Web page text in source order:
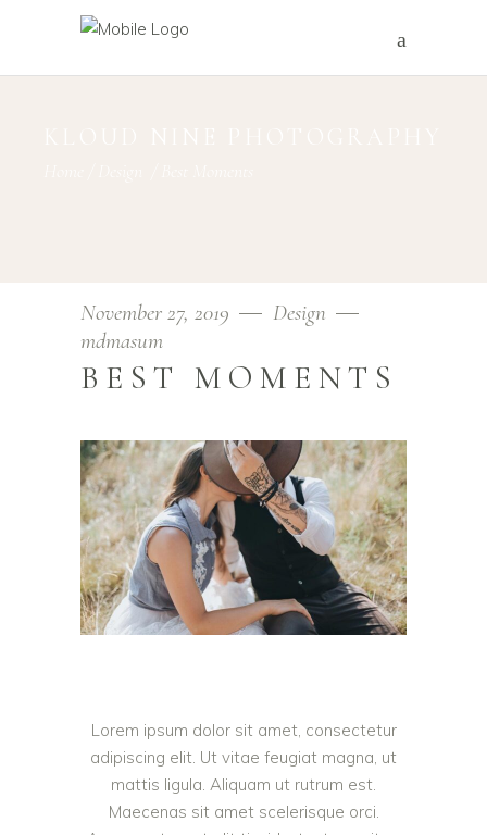
November 27, 2019
Design
mdmasum
BEST MOMENTS
Lorem ipsum dolor sit amet, consectetur
adipiscing elit. Ut vitae feugiat magna, ut
mattis ligula. Aliquam ut rutrum est.
Maecenas sit amet scelerisque orci.